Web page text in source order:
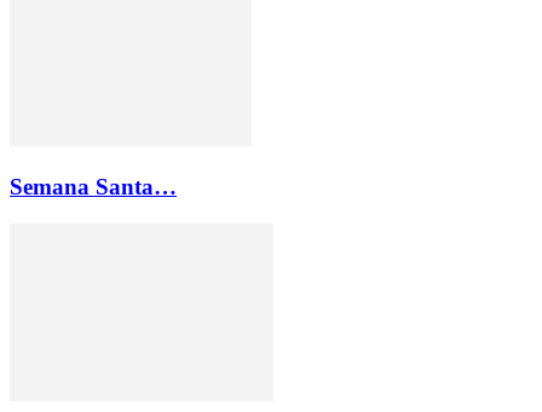
Semana Santa…